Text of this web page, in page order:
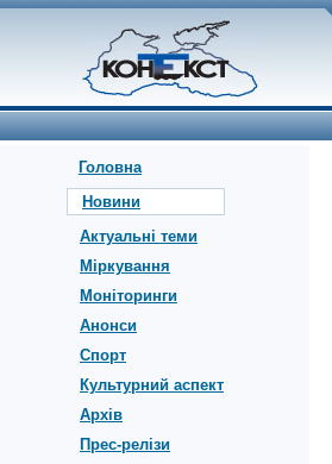
Головна
Новини
Актуальні теми
Міркування
Моніторинги
Анонси
Спорт
Культурний аспект
Архів
Прес-релізи